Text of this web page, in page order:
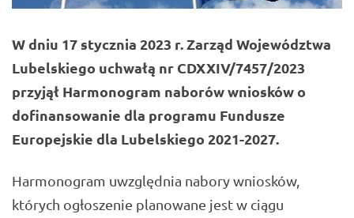
W dniu 17 stycznia 2023 r. Zarząd Województwa
Lubelskiego uchwałą nr CDXXIV/7457/2023
przyjął Harmonogram naborów wniosków o
dofinansowanie dla programu Fundusze
Europejskie dla Lubelskiego 2021-2027.
Harmonogram uwzględnia nabory wniosków,
których ogłoszenie planowane jest w ciągu